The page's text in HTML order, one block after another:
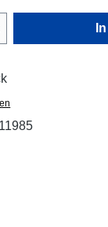
Gib den